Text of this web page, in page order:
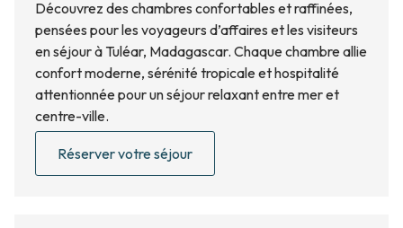
Découvrez des chambres confortables et raffinées,
pensées pour les voyageurs d’affaires et les visiteurs
en séjour à Tuléar, Madagascar. Chaque chambre allie
confort moderne, sérénité tropicale et hospitalité
attentionnée pour un séjour relaxant entre mer et
centre-ville.
Réserver votre séjour